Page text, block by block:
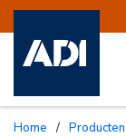
Home / Producten